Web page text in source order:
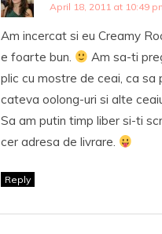
April 18, 2011 at 10:49
Am incercat si eu Creamy
e foarte bun.
Am sa-ti
plic cu mostre de ceai, ca sa
cateva oolong-uri si alte
Sa am putin timp liber si-ti
cer adresa de livrare.
Reply